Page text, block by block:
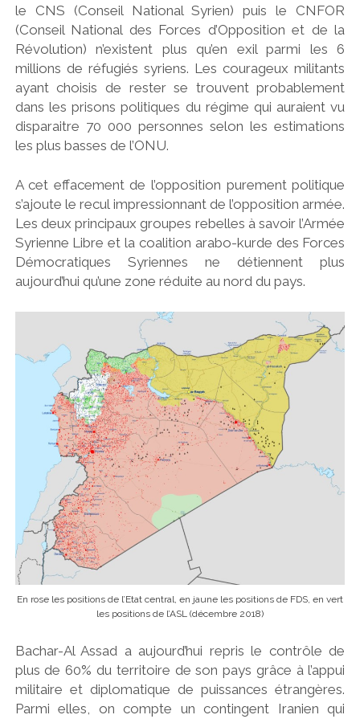
le CNS (Conseil National Syrien) puis le CNFOR
(Conseil National des Forces d’Opposition et de la
Révolution) n’existent plus qu’en exil parmi les 6
millions de réfugiés syriens. Les courageux militants
ayant choisis de rester se trouvent probablement
dans les prisons politiques du régime qui auraient vu
disparaitre 70 000 personnes selon les estimations
les plus basses de l’ONU.
A cet effacement de l’opposition purement politique
s’ajoute le recul impressionnant de l’opposition armée.
Les deux principaux groupes rebelles à savoir l’Armée
Syrienne Libre et la coalition arabo-kurde des Forces
Démocratiques Syriennes ne détiennent plus
aujourd’hui qu’une zone réduite au nord du pays.
En rose les positions de l’Etat central, en jaune les positions de FDS, en vert
les positions de l’ASL (décembre 2018)
Bachar-Al Assad a aujourd’hui repris le contrôle de
plus de 60% du territoire de son pays grâce à l’appui
militaire et diplomatique de puissances étrangères.
Parmi elles, on compte un contingent Iranien qui